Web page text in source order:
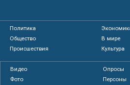
Политика
Общество
В мире
Происшествия
Культура
Видео
Опросы
Фото
Персоны